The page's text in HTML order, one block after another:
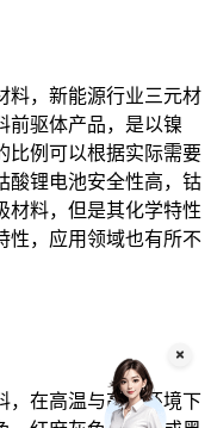
料，新能源行业三元材
前驱体产品，是以镍
比例可以根据实际需要
酸锂电池安全性高，钴
材料，但是其化学特性
性，应用领域也有所不
，在高温与高热环境下